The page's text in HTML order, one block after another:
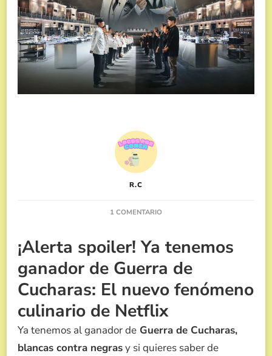
R.C
1 COMENTARIOEN
YA
GANADOR
GUERRA
CUCHARAS
¡Alerta spoiler! Ya tenemos
ganador de Guerra de
Cucharas: El nuevo fenómeno
culinario de Netflix
Ya tenemos al ganador de Guerra de Cucharas,
blancas contra negrasy si quieres saber de